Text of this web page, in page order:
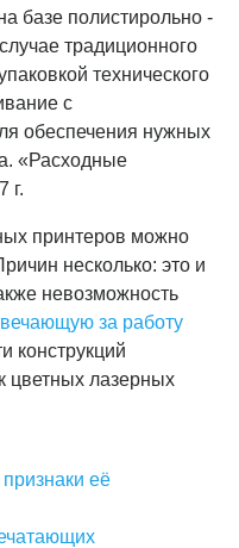
базе полистирольно -
традиционного
технического
с
обеспечения нужных
«Расходные
г.
принтеров можно
несколько: это и
невозможность
за работу
конструкций
цветных лазерных
её